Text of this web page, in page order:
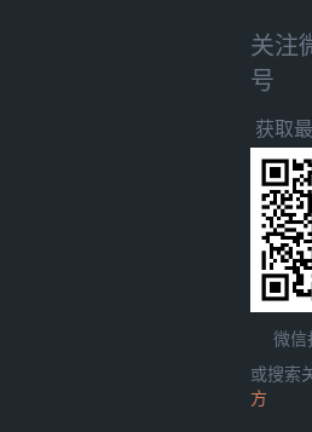
关注
号
获取
微信
或搜索
方